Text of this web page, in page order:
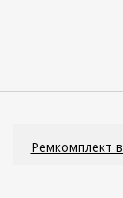
Ремкомплект